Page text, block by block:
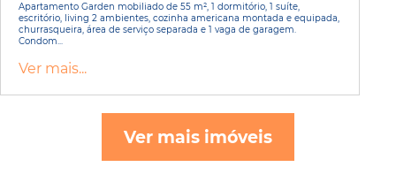
Apartamento Garden mobiliado de 55 m², 1 dormitório, 1 suíte,
escritório, living 2 ambientes, cozinha americana montada e equipada,
churrasqueira, área de serviço separada e 1 vaga de garagem.
Condom...
Ver mais...
Ver mais imóveis